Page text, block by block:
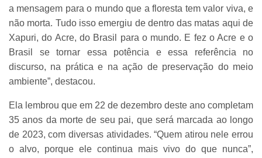
a mensagem para o mundo que a floresta tem valor viva, e
não morta. Tudo isso emergiu de dentro das matas aqui de
Xapuri, do Acre, do Brasil para o mundo. E fez o Acre e o
Brasil se tornar essa potência e essa referência no
discurso, na prática e na ação de preservação do meio
ambiente”, destacou.
Ela lembrou que em 22 de dezembro deste ano completam
35 anos da morte de seu pai, que será marcada ao longo
de 2023, com diversas atividades. “Quem atirou nele errou
o alvo, porque ele continua mais vivo do que nunca”,